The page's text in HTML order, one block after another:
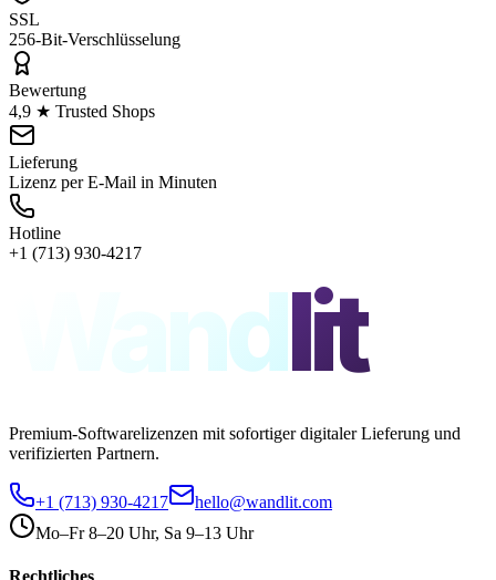
SSL
256-Bit-Verschlüsselung
Bewertung
4,9 ★ Trusted Shops
Lieferung
Lizenz per E-Mail in Minuten
Hotline
+1 (713) 930-4217
Wandlit
Premium-Softwarelizenzen mit sofortiger digitaler Lieferung und
verifizierten Partnern.
+1 (713) 930-4217
hello@wandlit.com
Mo–Fr 8–20 Uhr, Sa 9–13 Uhr